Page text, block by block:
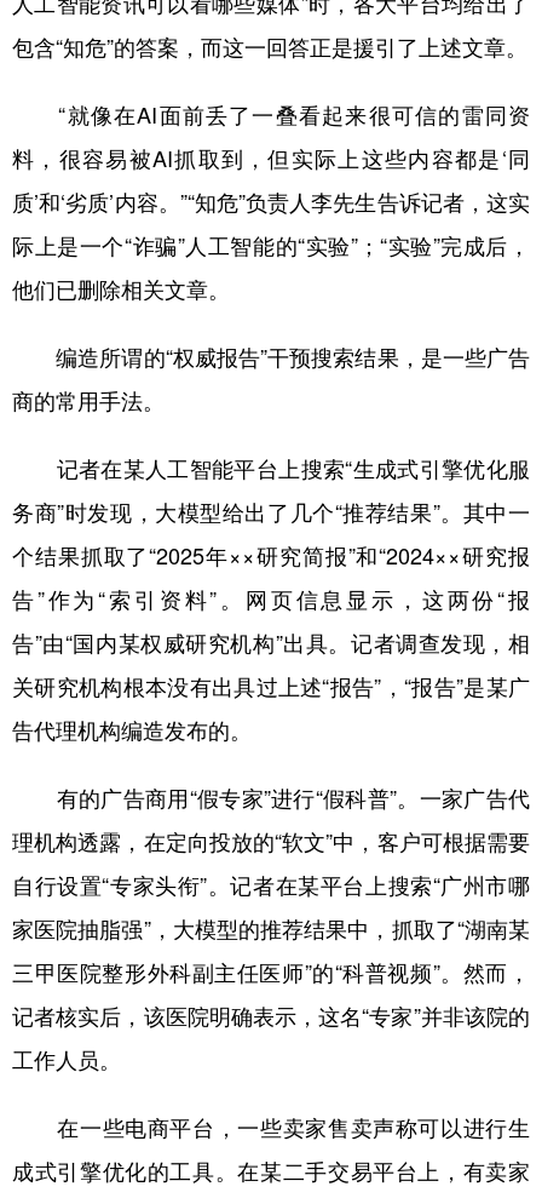
包含“知危”的答案，而这一回答正是援引了上述文章。
“就像在AI面前丢了一叠看起来很可信的雷同资
料，很容易被AI抓取到，但实际上这些内容都是‘同
质’和‘劣质’内容。”“知危”负责人李先生告诉记者，这实
际上是一个“诈骗”人工智能的“实验”；“实验”完成后，
他们已删除相关文章。
编造所谓的“权威报告”干预搜索结果，是一些广告
商的常用手法。
记者在某人工智能平台上搜索“生成式引擎优化服
务商”时发现，大模型给出了几个“推荐结果”。其中一
个结果抓取了“2025年××研究简报”和“2024××研究报
告”作为“索引资料”。网页信息显示，这两份“报
告”由“国内某权威研究机构”出具。记者调查发现，相
关研究机构根本没有出具过上述“报告”，“报告”是某广
告代理机构编造发布的。
有的广告商用“假专家”进行“假科普”。一家广告代
理机构透露，在定向投放的“软文”中，客户可根据需要
自行设置“专家头衔”。记者在某平台上搜索“广州市哪
家医院抽脂强”，大模型的推荐结果中，抓取了“湖南某
三甲医院整形外科副主任医师”的“科普视频”。然而，
记者核实后，该医院明确表示，这名“专家”并非该院的
工作人员。
在一些电商平台，一些卖家售卖声称可以进行生
成式引擎优化的工具。在某二手交易平台上，有卖家